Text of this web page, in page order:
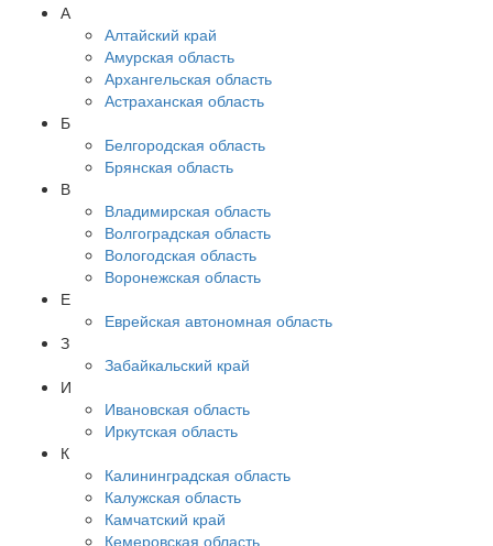
А
Алтайский край
Амурская область
Архангельская область
Астраханская область
Б
Белгородская область
Брянская область
В
Владимирская область
Волгоградская область
Вологодская область
Воронежская область
Е
Еврейская автономная область
З
Забайкальский край
И
Ивановская область
Иркутская область
К
Калининградская область
Калужская область
Камчатский край
Кемеровская область